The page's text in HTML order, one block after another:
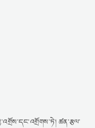
ཚན་རྩལ་